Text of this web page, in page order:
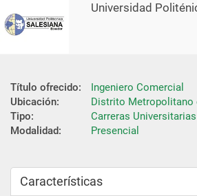
Universidad
Título ofrecido:
Ingeniero Comercial
Ubicación:
Distrito Metropolitano
Tipo:
Carreras Universitarias
Modalidad:
Presencial
Características